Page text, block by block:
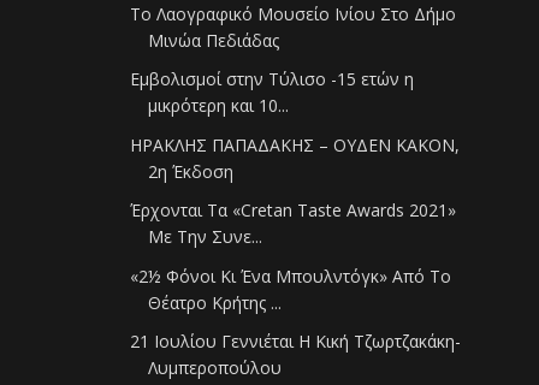
Το Λαογραφικό Μουσείο Ινίου Στο Δήμο
Μινώα Πεδιάδας
Εμβολισμοί στην Τύλισο -15 ετών η
μικρότερη και 10...
ΗΡΑΚΛΗΣ ΠΑΠΑΔΑΚΗΣ – ΟΥΔΕΝ ΚΑΚΟΝ,
2η Έκδοση
Έρχονται Τα «Cretan Taste Awards 2021»
Με Την Συνε...
«2½ Φόνοι Κι Ένα Μπουλντόγκ» Από Το
Θέατρο Κρήτης ...
21 Ιουλίου Γεννιέται Η Κική Τζωρτζακάκη-
Λυμπεροπούλου